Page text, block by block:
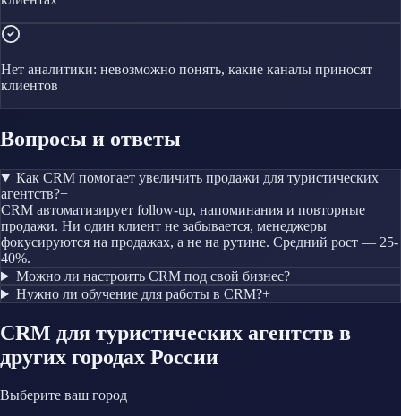
Нет аналитики: невозможно понять, какие каналы приносят
клиентов
Вопросы и ответы
Как CRM помогает увеличить продажи для туристических
агентств?+
CRM автоматизирует follow-up, напоминания и повторные
продажи. Ни один клиент не забывается, менеджеры
фокусируются на продажах, а не на рутине. Средний рост — 25-
40%.
Можно ли настроить CRM под свой бизнес?+
Нужно ли обучение для работы в CRM?+
CRM для туристических агентств в
других городах России
Выберите ваш город